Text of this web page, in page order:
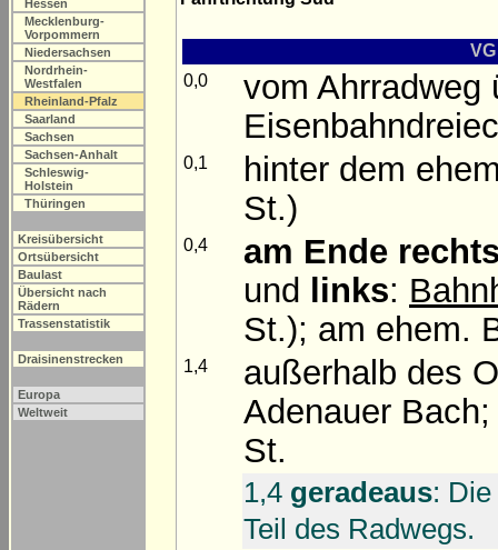
Hessen
Mecklenburg-
Vorpommern
Niedersachsen
Nordrhein-
Westfalen
Rheinland-Pfalz
Saarland
Sachsen
Sachsen-Anhalt
Schleswig-
Holstein
Thüringen
Kreisübersicht
Ortsübersicht
Baulast
Übersicht nach
Rädern
Trassenstatistik
Draisinenstrecken
Europa
Weltweit
0,0
vom Ahrradweg
0,1
hinter dem
St.)
0,4 am Ende
und links:
St.); am ehem.
1,4
außerhalb des
Adenauer
St.
1,4 geradeaus:
Teil des Radwegs.